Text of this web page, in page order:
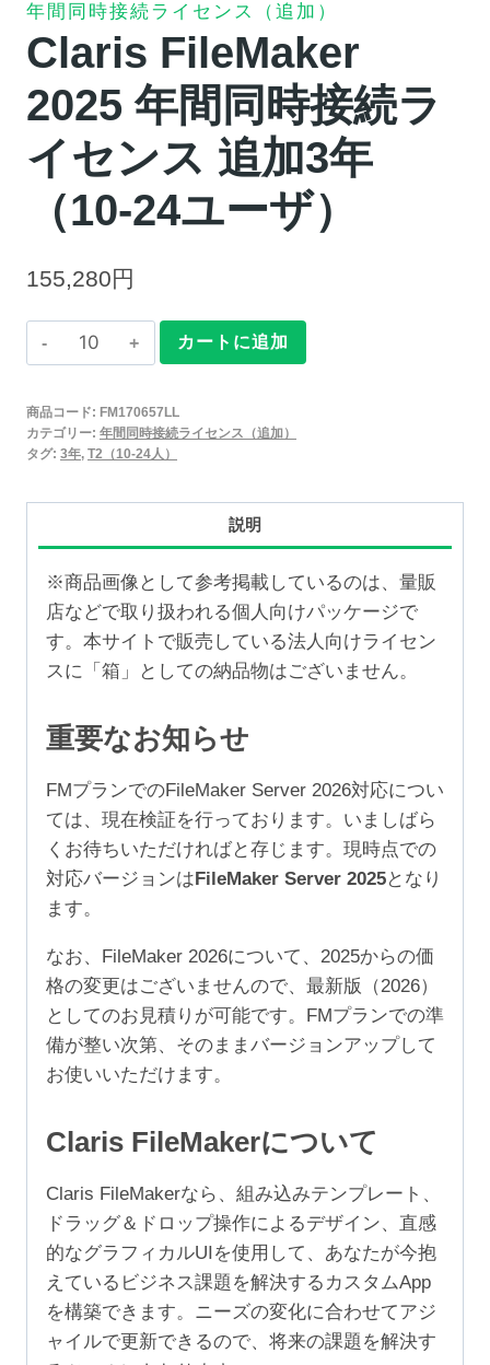
年間同時接続ライセンス（追加）
Claris FileMaker
2025 年間同時接続ラ
イセンス 追加3年
（10-24ユーザ）
155,280円
Claris
FileMaker
年
間
接
続
ラ
イ
セ
ス
追
加
3
年
（10-
24
ー
ザ）
個
カートに追加
商品コード: FM170657LL
カテゴリー: 年間同時接続ライセンス（追加）
タグ: 3年, T2（10-24人）
説明
※商品画像として参考掲載しているのは、量販
店などで取り扱われる個人向けパッケージで
す。本サイトで販売している法人向けライセン
スに「箱」としての納品物はございません。
重要なお知らせ
FMプランでのFileMaker Server 2026対応につい
ては、現在検証を行っております。いましばら
くお待ちいただければと存じます。現時点での
対応バージョンは FileMaker Server 2025となり
ます。
なお、FileMaker 2026について、2025からの価
格の変更はございませんので、最新版（2026）
としてのお見積りが可能です。FMプランでの準
備が整い次第、そのままバージョンアップして
お使いいただけます。
Claris FileMakerについて
Claris FileMakerなら、組み込みテンプレート、
ドラッグ＆ドロップ操作によるデザイン、直感
的なグラフィカルUIを使用して、あなたが今抱
えているビジネス課題を解決するカスタムApp
を構築できます。ニーズの変化に合わせてアジ
ャイルで更新できるので、将来の課題を解決す